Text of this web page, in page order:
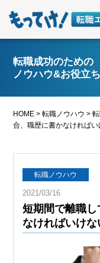
転職成功のための
ノウハウ&お役立
HOME >転職ノウハウ >
合、職歴に書かなければ
転職ノウハウ
2021/03/16
短期間で離職
なければいけ